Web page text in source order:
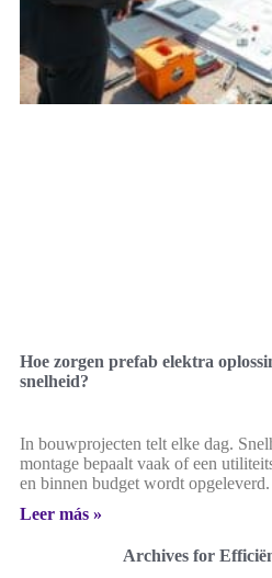
Hoe zorgen prefab elektra
snelheid?
In bouwprojecten telt elke dag.
montage bepaalt vaak of een
en binnen budget wordt
Leer más »
Archives for